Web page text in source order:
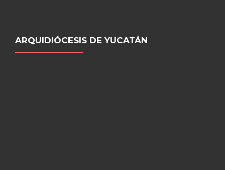
ARQUIDIÓCESIS DE YUCATÁN